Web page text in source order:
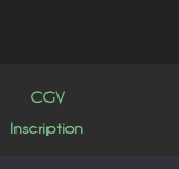
CGV
Inscription